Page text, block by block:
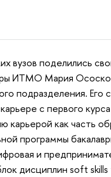
вузов поделились
ИТМО Мария
подразделения. Его
с первого курса
карьерой как часть
программы
и
дисциплин soft